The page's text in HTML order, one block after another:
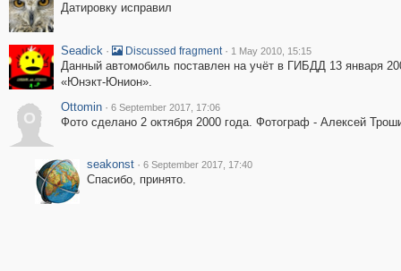
Датировку исправил
Seadick · Discussed fragment · 1 May 2010, 15:15
Данный автомобиль поставлен на учёт в ГИБДД 13 января
«Юнэкт-Юнион».
O
Ottomin · 6 September 2017, 17:06
Фото сделано 2 октября 2000 года. Фотограф - Алексей
seakonst · 6 September 2017, 17:40
Спасибо, принято.